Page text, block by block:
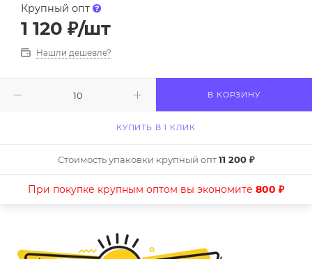
Крупный опт
1 120 ₽/шт
Нашли дешевле?
В КОРЗИНУ
КУПИТЬ В 1 КЛИК
Стоимость упаковки крупный опт11 200 ₽
При покупке крупным оптом вы экономите 800 ₽